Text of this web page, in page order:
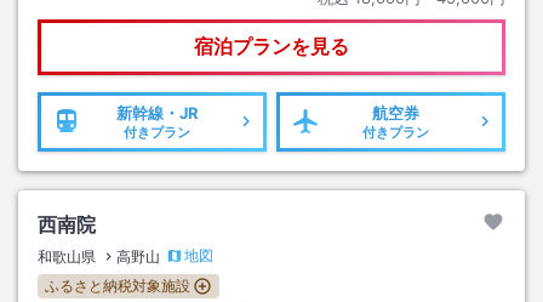
宿泊プランを見る
新幹線・JR
付きプラン
航空券
付きプラン
西南院
和歌山県 高野山
地図
ふるさと納税対象施設